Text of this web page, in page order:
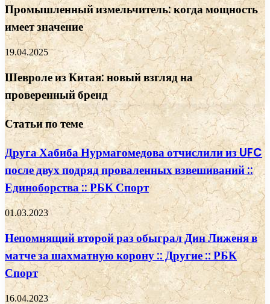
Промышленный измельчитель: когда мощность
имеет значение
19.04.2025
Шевроле из Китая: новый взгляд на
проверенный бренд
Статьи по теме
Друга Хабиба Нурмагомедова отчислили из UFC
после двух подряд проваленных взвешиваний ::
Единоборства :: РБК Спорт
01.03.2023
Непомнящий второй раз обыграл Дин Лиженя в
матче за шахматную корону :: Другие :: РБК
Спорт
16.04.2023